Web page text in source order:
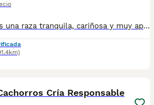
El Bichon Maltés es una raza tranquila, cariñosa y muy apegada a sus dueños. También echan muy poco pelo por lo que son perfectos para las personas alérgicas 🐶❤️. Tenemos disponibilidad de varios cachorros ahora, ¡nos encontramos en la provincia de Valladolid! 📍. Se entregan con 2️⃣ meses de edad junto: 2️⃣ Vacunas 🪪 Microchip 2️⃣ Desparasitaciones ✈️ Pasaporte Veterinario Oficial En la factura de venta de especifican las garantías sanitarias 🏥📑. ¡CONTÁCTANOS! 🫵🐶. Tlfno: 638009917.
Cría Responsable